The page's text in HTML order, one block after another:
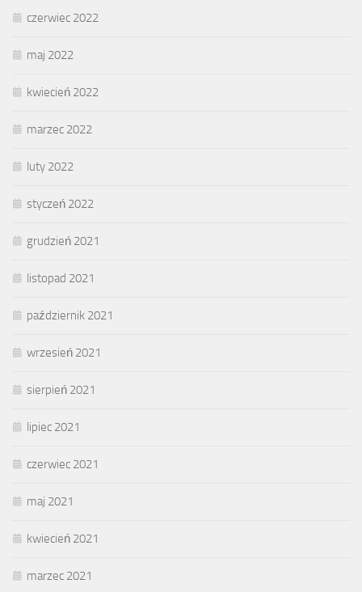
czerwiec 2022
maj 2022
kwiecień 2022
marzec 2022
luty 2022
styczeń 2022
grudzień 2021
listopad 2021
październik 2021
wrzesień 2021
sierpień 2021
lipiec 2021
czerwiec 2021
maj 2021
kwiecień 2021
marzec 2021